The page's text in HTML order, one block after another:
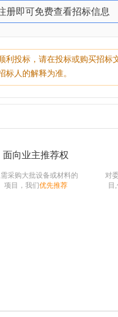
册即可免费查看招标信息
利投标，请在投标或购买招
标人的解释为准。
面向业主推荐权
采购大批设备或材料的
项目，我们优先推荐
对
目